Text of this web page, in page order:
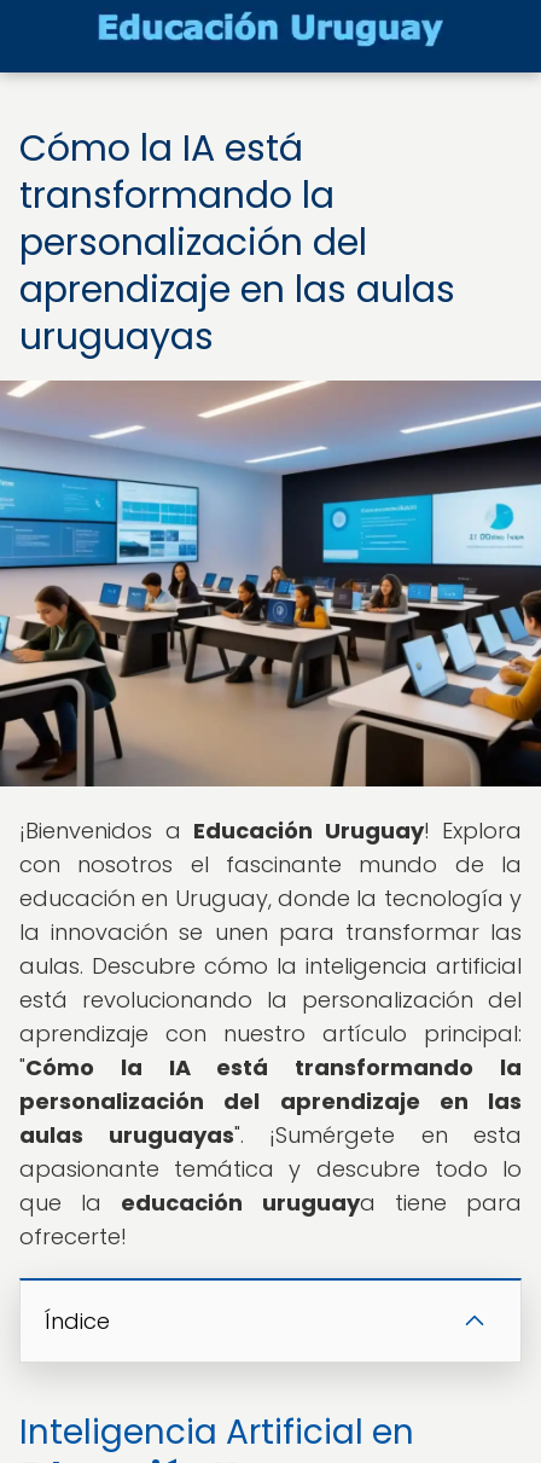
Cómo la IA está
transformando la
personalización del
aprendizaje en las aulas
uruguayas
¡Bienvenidos a Educación Uruguay! Explora
con nosotros el fascinante mundo de la
educación en Uruguay, donde la tecnología y
la innovación se unen para transformar las
aulas. Descubre cómo la inteligencia artificial
está revolucionando la personalización del
aprendizaje con nuestro artículo principal:
"Cómo la IA está transformando la
personalización del aprendizaje en las
aulas uruguayas". ¡Sumérgete en esta
apasionante temática y descubre todo lo
que la educación uruguaya tiene para
ofrecerte!
Índice
Inteligencia Artificial en